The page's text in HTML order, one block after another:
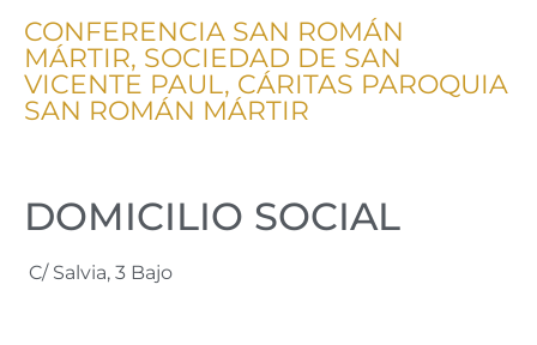
CONFERENCIA SAN ROMÁN
MÁRTIR, SOCIEDAD DE SAN
VICENTE PAUL, CÁRITAS PAROQUIA
SAN ROMÁN MÁRTIR
DOMICILIO SOCIAL
C/ Salvia, 3 Bajo